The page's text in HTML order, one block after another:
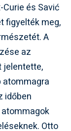
és Savić
figyelték meg,
A
az
jelentette,
atommagra
időben
Otto